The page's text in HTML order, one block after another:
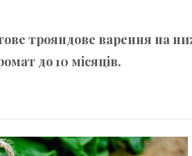
трояндове варення на
до 10 місяців.